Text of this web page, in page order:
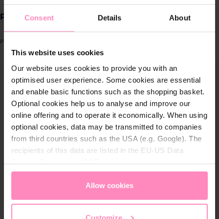
Consent Details About
This website uses cookies
Our website uses cookies to provide you with an
optimised user experience. Some cookies are essential
and enable basic functions such as the shopping basket.
Optional cookies help us to analyse and improve our
online offering and to operate it economically. When using
optional cookies, data may be transmitted to companies
from third countries such as the USA (e.g. Google). The
recipients of this data are listed in the EU-US Data
appropriate level of data protection. You canaccept all
only allow necessary cookies
access and change your chosen setting at any time in
Allow cookies
Zuhause
Lösungen für
Kundenservice
Über BWT
BWT im Sport
Produktprospekt AeroWin XP EDEL -10 pack
Produktnummer: SW11037
überspringen